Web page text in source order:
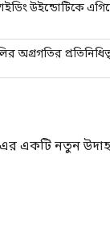
উইন্ডোটিকে
অগ্রগতির
এর একটি নতুন